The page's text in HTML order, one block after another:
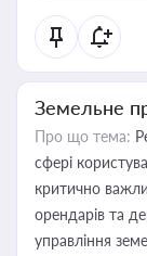
Земельне
Про що тема:
сфері
критично
орендарів та
управління